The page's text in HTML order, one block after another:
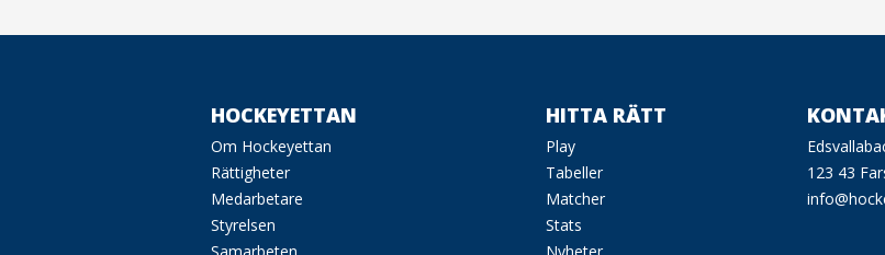
HOCKEYETTAN
Om Hockeyettan
Rättigheter
Medarbetare
Styrelsen
HITTA RÄTT
Play
Tabeller
Matcher
Stats
123 43